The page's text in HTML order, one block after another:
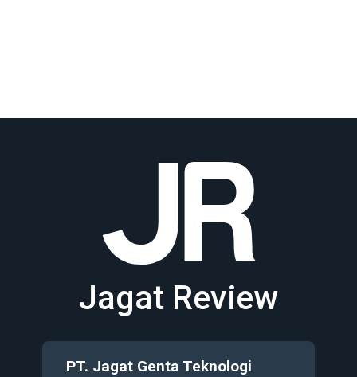
Jagat Review
PT. Jagat Genta Teknologi